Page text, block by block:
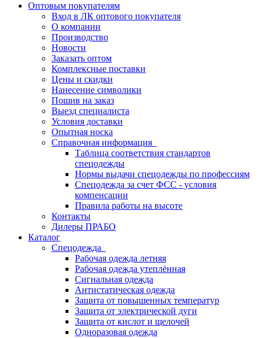
Оптовым покупателям
Вход в ЛК оптового покупателя
О компании
Производство
Новости
Заказать оптом
Комплексные поставки
Цены и скидки
Нанесение символики
Пошив на заказ
Выезд специалиста
Условия доставки
Опытная носка
Справочная информация
Таблица соответствия стандартов
спецодежды
Нормы выдачи спецодежды по профессиям
Спецодежда за счет ФСС - условия
компенсации
Правила работы на высоте
Контакты
Дилеры ПРАБО
Каталог
Спецодежда
Рабочая одежда летняя
Рабочая одежда утеплённая
Сигнальная одежда
Антистатическая одежда
Защита от повышенных температур
Защита от электрической дуги
Защита от кислот и щелочей
Одноразовая одежда